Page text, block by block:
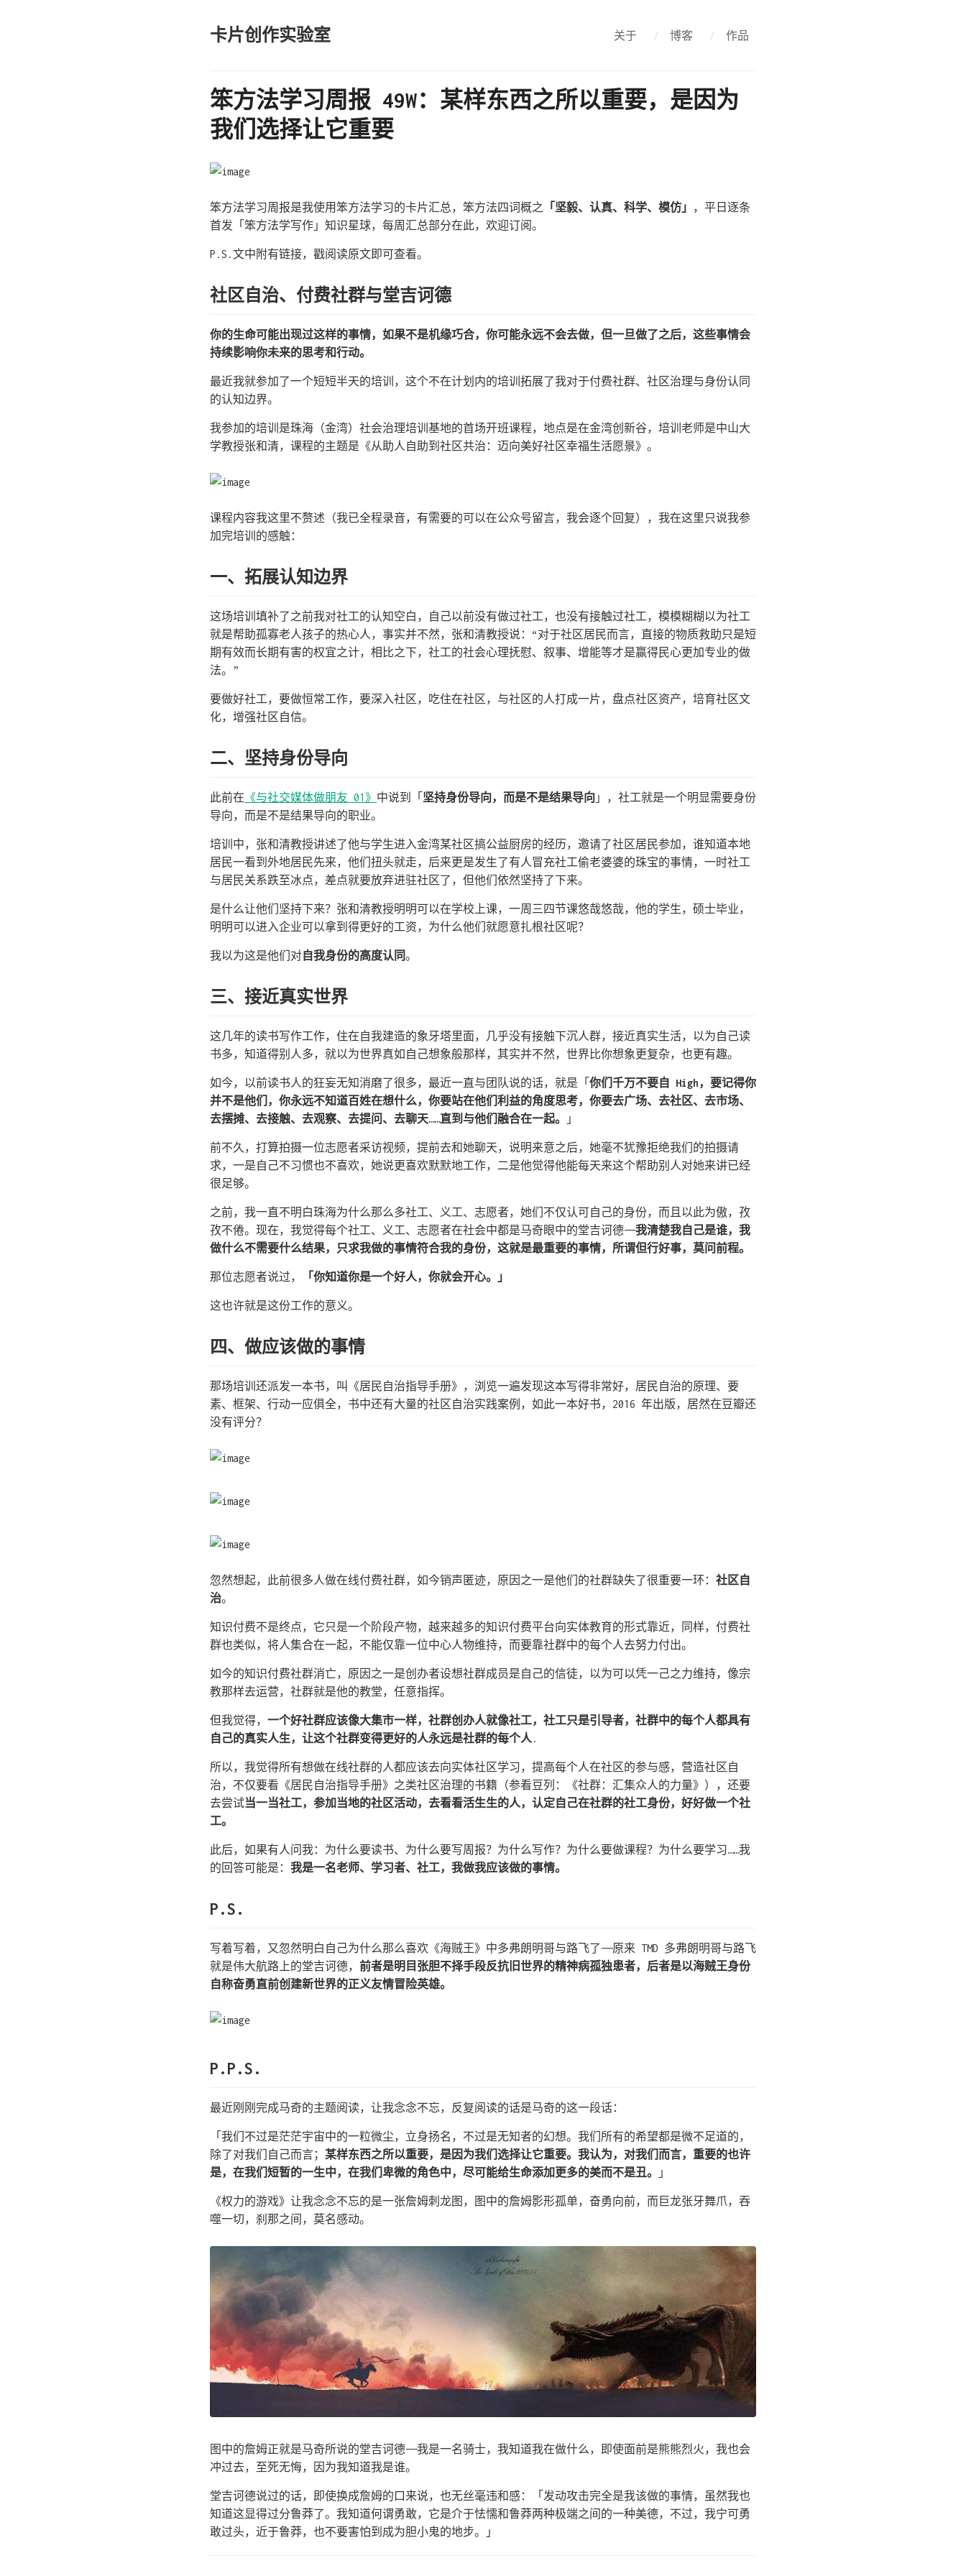
卡片创作实验室 关于 / 博客 / 作品
笨方法学习周报 49W：某样东西之所以重要，是因为
我们选择让它重要
笨方法学习周报是我使用笨方法学习的卡片汇总，笨方法四词概之 「坚毅、认真、科学、模仿」
，平日逐条
首发「笨方法学写作」知识星球，每周汇总部分在此，欢迎订阅。
P.S.文中附有链接，戳阅读原文即可查看。
社区自治、付费社群与堂吉诃德
你的生命可能出现过这样的事情，如果不是机缘巧合，你可能永远不会去做，但一旦做了之后，这些事情会
持续影响你未来的思考和行动。
最近我就参加了一个短短半天的培训，这个不在计划内的培训拓展了我对于付费社群、社区治理与身份认同
的认知边界。
我参加的培训是珠海（金湾）社会治理培训基地的首场开班课程，地点是在金湾创新谷，培训老师是中山大
学教授张和清，课程的主题是《从助人自助到社区共治：迈向美好社区幸福生活愿景》。
课程内容我这里不赘述（我已全程录音，有需要的可以在公众号留言，我会逐个回复），我在这里只说我参
加完培训的感触：
一、拓展认知边界
这场培训填补了之前我对社工的认知空白，自己以前没有做过社工，也没有接触过社工，模模糊糊以为社工
就是帮助孤寡老人孩子的热心人，事实并不然，张和清教授说：“对于社区居民而言，直接的物质救助只是短
期有效而长期有害的权宜之计，相比之下，社工的社会心理抚慰、叙事、增能等才是赢得民心更加专业的做
法。”
要做好社工，要做恒常工作，要深入社区，吃住在社区，与社区的人打成一片，盘点社区资产，培育社区文
化，增强社区自信。
二、坚持身份导向
此前在 《与社交媒体做朋友 01》 中说到「 坚持身份导向，而是不是结果导向 」，社工就是一个明显需要身份
导向，而是不是结果导向的职业。
培训中，张和清教授讲述了他与学生进入金湾某社区搞公益厨房的经历，邀请了社区居民参加，谁知道本地
居民一看到外地居民先来，他们扭头就走，后来更是发生了有人冒充社工偷老婆婆的珠宝的事情，一时社工
与居民关系跌至冰点，差点就要放弃进驻社区了，但他们依然坚持了下来。
是什么让他们坚持下来？张和清教授明明可以在学校上课，一周三四节课悠哉悠哉，他的学生，硕士毕业，
明明可以进入企业可以拿到得更好的工资，为什么他们就愿意扎根社区呢？
我以为这是他们对自我身份的高度认同。
三、接近真实世界
这几年的读书写作工作，住在自我建造的象牙塔里面，几乎没有接触下沉人群，接近真实生活，以为自己读
书多，知道得别人多，就以为世界真如自己想象般那样，其实并不然，世界比你想象更复杂，也更有趣。
如今，以前读书人的狂妄无知消磨了很多，最近一直与团队说的话，就是「 你们千万不要自 High，要记得你
并不是他们，你永远不知道百姓在想什么，你要站在他们利益的角度思考，你要去广场、去社区、去市场、
去摆摊、去接触、去观察、去提问、去聊天……直到与他们融合在一起。
」
前不久，打算拍摄一位志愿者采访视频，提前去和她聊天，说明来意之后，她毫不犹豫拒绝我们的拍摄请
求，一是自己不习惯也不喜欢，她说更喜欢默默地工作，二是他觉得他能每天来这个帮助别人对她来讲已经
很足够。
之前，我一直不明白珠海为什么那么多社工、义工、志愿者，她们不仅认可自己的身份，而且以此为傲，孜
孜不倦。现在，我觉得每个社工、义工、志愿者在社会中都是马奇眼中的堂吉诃德——我清楚我自己是谁，我
做什么不需要什么结果，只求我做的事情符合我的身份，这就是最重要的事情，所谓但行好事，莫问前程。
那位志愿者说过， 「你知道你是一个好人，你就会开心。」
这也许就是这份工作的意义。
四、做应该做的事情
那场培训还派发一本书，叫《居民自治指导手册》，浏览一遍发现这本写得非常好，居民自治的原理、要
素、框架、行动一应俱全，书中还有大量的社区自治实践案例，如此一本好书，2016 年出版，居然在豆瓣还
没有评分？
忽然想起，此前很多人做在线付费社群，如今销声匿迹，原因之一是他们的社群缺失了很重要一环： 社区自
治。
知识付费不是终点，它只是一个阶段产物，越来越多的知识付费平台向实体教育的形式靠近，同样，付费社
群也类似，将人集合在一起，不能仅靠一位中心人物维持，而要靠社群中的每个人去努力付出。
如今的知识付费社群消亡，原因之一是创办者设想社群成员是自己的信徒，以为可以凭一己之力维持，像宗
教那样去运营，社群就是他的教堂，任意指挥。
但我觉得， 一个好社群应该像大集市一样，社群创办人就像社工，社工只是引导者，社群中的每个人都具有
自己的真实人生，让这个社群变得更好的人永远是社群的每个人 .
所以，我觉得所有想做在线社群的人都应该去向实体社区学习，提高每个人在社区的参与感，营造社区自
治，不仅要看《居民自治指导手册》之类社区治理的书籍（参看豆列：《社群：汇集众人的力量》），还要
去尝试当一当社工，参加当地的社区活动，去看看活生生的人，认定自己在社群的社工身份，好好做一个社
工。
此后，如果有人问我：为什么要读书、为什么要写周报？为什么写作？为什么要做课程？为什么要学习……我
的回答可能是： 我是一名老师、学习者、社工，我做我应该做的事情。
P.S.
写着写着，又忽然明白自己为什么那么喜欢《海贼王》中多弗朗明哥与路飞了——原来 TMD 多弗朗明哥与路飞
就是伟大航路上的堂吉诃德， 前者是明目张胆不择手段反抗旧世界的精神病孤独患者，后者是以海贼王身份
自称奋勇直前创建新世界的正义友情冒险英雄。
P.P.S.
最近刚刚完成马奇的主题阅读，让我念念不忘，反复阅读的话是马奇的这一段话：
「我们不过是茫茫宇宙中的一粒微尘，立身扬名，不过是无知者的幻想。我们所有的希望都是微不足道的，
除了对我们自己而言； 某样东西之所以重要，是因为我们选择让它重要。我认为，对我们而言，重要的也许
是，在我们短暂的一生中，在我们卑微的角色中，尽可能给生命添加更多的美而不是丑。
」
《权力的游戏》让我念念不忘的是一张詹姆刺龙图，图中的詹姆影形孤单，奋勇向前，而巨龙张牙舞爪，吞
噬一切，刹那之间，莫名感动。
图中的詹姆正就是马奇所说的堂吉诃德——我是一名骑士，我知道我在做什么，即使面前是熊熊烈火，我也会
冲过去，至死无悔，因为我知道我是谁。
堂吉诃德说过的话，即使换成詹姆的口来说，也无丝毫违和感：「发动攻击完全是我该做的事情，虽然我也
知道这显得过分鲁莽了。我知道何谓勇敢，它是介于怯懦和鲁莽两种极端之间的一种美德，不过，我宁可勇
敢过头，近于鲁莽，也不要害怕到成为胆小鬼的地步。」